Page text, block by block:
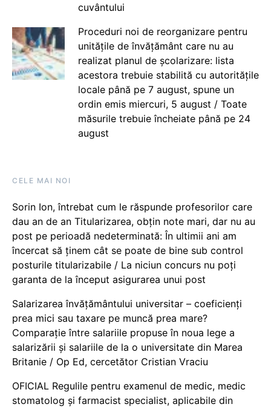
cuvântului
Proceduri noi de reorganizare pentru
unitățile de învățământ care nu au
realizat planul de școlarizare: lista
acestora trebuie stabilită cu autoritățile
locale până pe 7 august, spune un
ordin emis miercuri, 5 august / Toate
măsurile trebuie încheiate până pe 24
august
CELE MAI NOI
Sorin Ion, întrebat cum le răspunde profesorilor care
dau an de an Titularizarea, obțin note mari, dar nu au
post pe perioadă nedeterminată: În ultimii ani am
încercat să ținem cât se poate de bine sub control
posturile titularizabile / La niciun concurs nu poți
garanta de la început asigurarea unui post
Salarizarea învățământului universitar – coeficienți
prea mici sau taxare pe muncă prea mare?
Comparație între salariile propuse în noua lege a
salarizării și salariile de la o universitate din Marea
Britanie / Op Ed, cercetător Cristian Vraciu
OFICIAL Regulile pentru examenul de medic, medic
stomatolog și farmacist specialist, aplicabile din